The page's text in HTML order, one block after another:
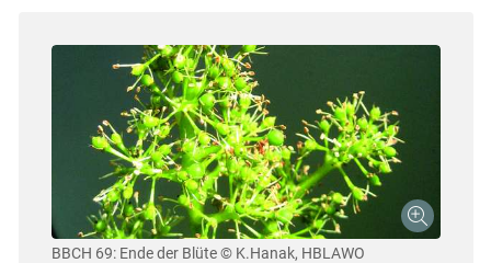
BBCH 69: Ende der Blüte © K.Hanak, HBLAWO